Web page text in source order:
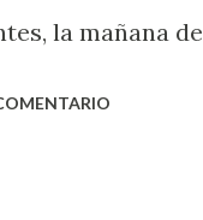
la mañana